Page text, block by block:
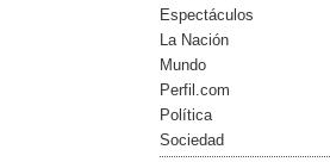
Espectáculos
La Nación
Mundo
Perfil.com
Política
Sociedad